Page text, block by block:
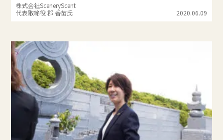
株式会社SceneryScent
代表取締役 郡 香苗氏
2020.06.09